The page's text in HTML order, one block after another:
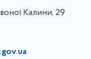
Калини, 29